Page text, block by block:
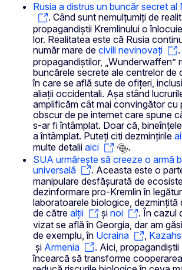
Rusia a distrus un buncăr secret al
. Când sunt nemulțumiți de
propagandiștii Kremlinului o
lor. Realitatea este că Rusia
număr mare de civili nevinovați
propagandiștilor, „Wunderwaffen”
buncărele secrete ale centrelor de
în care se află sute de ofițeri,
aliații occidentali. Așa stând
amplificăm cât mai convingător cu
obscur de pe internet care spune
s-ar fi întâmplat. Doar că,
a întâmplat. Puteți citi dezmințirile
multe detalii aici
.
SUA urmărește să creeze o armă
universală
. Aceasta este o
manipulare desfășurată de
dezinformare pro-Kremlin în
laboratoarele biologice, dezmințită
de către alții și noi
. În cazul
vizat se află în Georgia, dar am
de exemplu, în Ucraina ,
și Armenia
. Aici, propagandiștii
încearcă să transforme